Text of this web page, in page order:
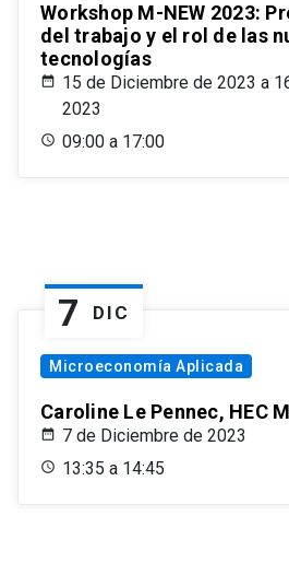
Workshop M-NEW 2023:
del trabajo y el rol de las
tecnologías
15 de Diciembre de 2023 a
2023
09:00 a 17:00
7 DIC
Microeconomía Aplicada
Caroline Le Pennec, HEC
7 de Diciembre de 2023
13:35 a 14:45